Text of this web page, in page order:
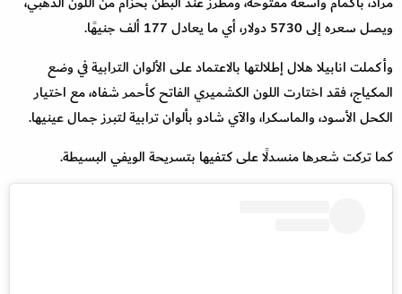
ويصل سعره إلى 5730 دولار، أي ما يعادل 177 ألف جنيهًا.
وأكملت انابيلا هلال إطلالتها بالاعتماد على الألوان الترابية في وضع
المكياج، فقد اختارت اللون الكشميري الفاتح كأحمر شفاه، مع اختيار
الكحل الأسود، والماسكرا، والآي شادو بألوان ترابية لتبرز جمال عينيها.
كما تركت شعرها منسدلًا على كتفيها بتسريحة الويفي البسيطة.